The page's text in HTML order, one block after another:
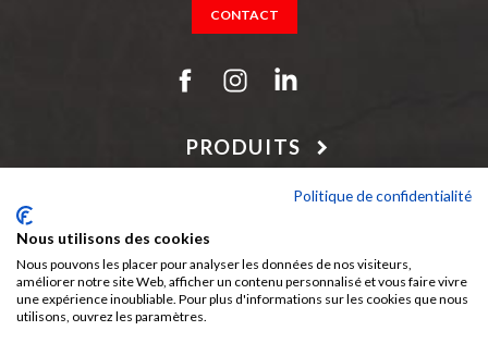
CONTACT
PRODUITS
NOTRE SOCIÉTÉ
Périgord Bois, c'est aussi :
Politique de confidentialité
Nous utilisons des cookies
Nous pouvons les placer pour analyser les données de nos visiteurs,
améliorer notre site Web, afficher un contenu personnalisé et vous faire vivre
une expérience inoubliable. Pour plus d'informations sur les cookies que nous
utilisons, ouvrez les paramètres.